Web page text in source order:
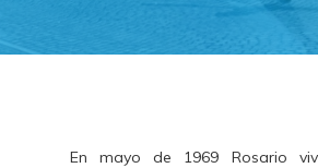
En mayo de 1969 Rosario